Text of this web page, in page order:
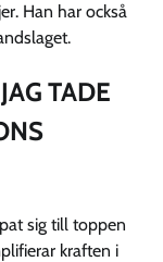
Han har också
TADE
sig till toppen
kraften i